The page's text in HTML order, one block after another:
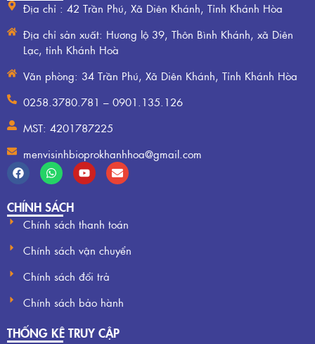
Địa chỉ : 42 Trần Phú, Xã Diên Khánh, Tỉnh Khánh Hòa
Địa chỉ sản xuất: Hương lộ 39, Thôn Bình Khánh, xã Diên
Lạc, tỉnh Khánh Hoà
Văn phòng: 34 Trần Phú, Xã Diên Khánh, Tỉnh Khánh Hòa
0258.3780.781 – 0901.135.126
MST: 4201787225
menvisinhbioprokhanhhoa@gmail.com
CHÍNH SÁCH
Chính sách thanh toán
Chính sách vận chuyển
Chính sách đổi trả
Chính sách bảo hành
THỐNG KÊ TRUY CẬP